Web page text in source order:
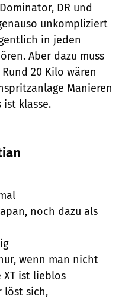
DR und
unkompliziert
in jeden
Aber dazu muss
20 Kilo wären
Manieren
ist klasse.
noch dazu als
wenn man nicht
XT ist lieblos
löst sich,